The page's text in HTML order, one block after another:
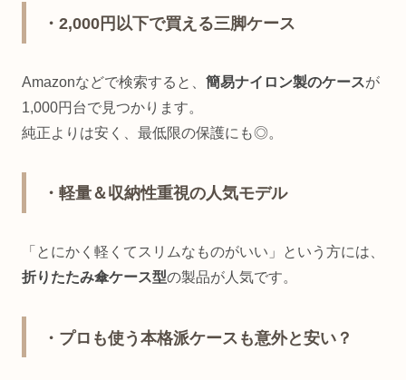
・2,000円以下で買える三脚ケース
Amazonなどで検索すると、 簡易ナイロン製のケースが
1,000円台で見つかります。
純正よりは安く、最低限の保護にも◎。
・軽量＆収納性重視の人気モデル
「とにかく軽くてスリムなものがいい」という方には、
折りたたみ傘ケース型の製品が人気です。
・プロも使う本格派ケースも意外と安い？